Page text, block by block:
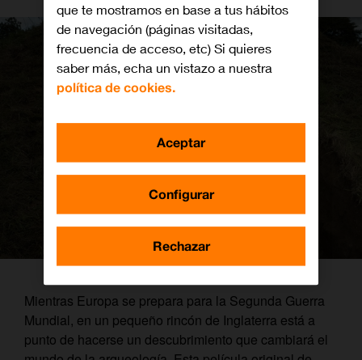
Mientras Europa se prepara para la Segunda Guerra
Mundial, en un pequeño rincón de Inglaterra está a
punto de hacerse un descubrimiento que cambiará el
que te mostramos en base a tus hábitos
de navegación (páginas visitadas,
frecuencia de acceso, etc) Si quieres
saber más, echa un vistazo a nuestra
política de cookies.
Configurar
Rechazar
Aceptar